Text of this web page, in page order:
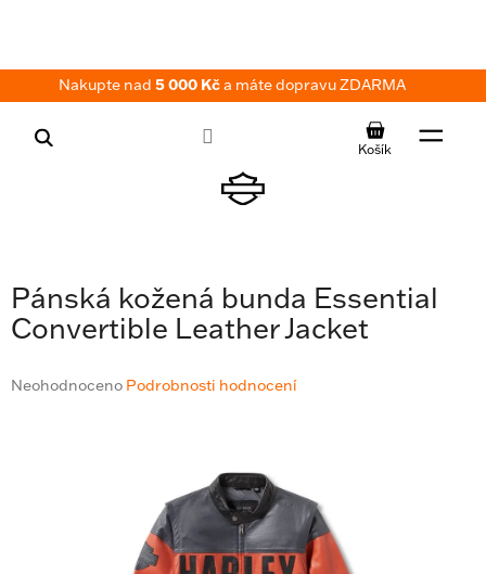
Nakupte nad 5 000 Kča máte dopravu ZDARMA
NÁKUPNÍ
KOŠÍK
Pánská kožená bunda Essential
Convertible Leather Jacket
Průměrné
Neohodnoceno Podrobnosti hodnocení